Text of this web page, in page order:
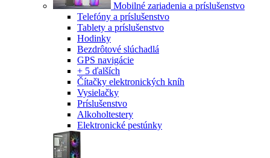
Mobilné zariadenia a príslušenstvo
Telefóny a príslušenstvo
Tablety a príslušenstvo
Hodinky
Bezdrôtové slúchadlá
GPS navigácie
+ 5 ďalších
Čítačky elektronických kníh
Vysielačky
Príslušenstvo
Alkoholtestery
Elektronické pestúnky